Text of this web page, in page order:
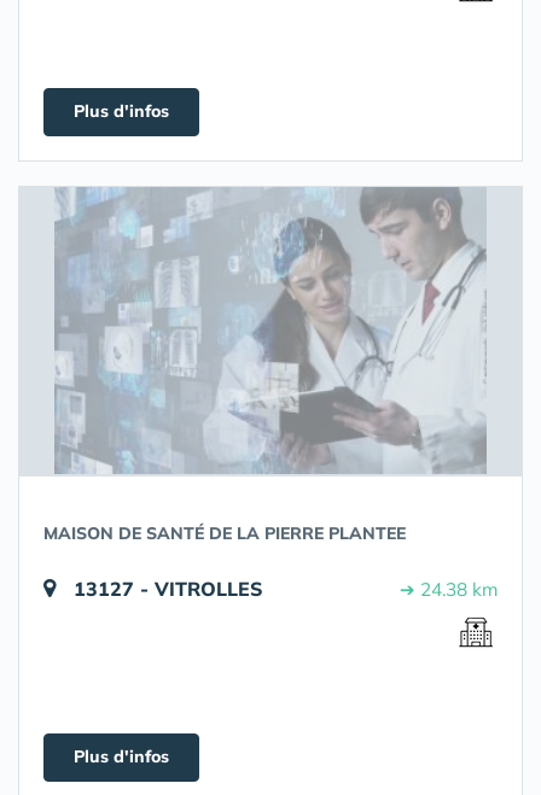
Plus d'infos
MAISON DE SANTÉ DE LA PIERRE PLANTEE
13127 - VITROLLES ➔ 24.38 km
Plus d'infos